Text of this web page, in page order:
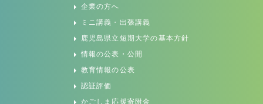
企業の方へ
ミニ講義・出張講義
鹿児島県立短期大学の基本方針
情報の公表・公開
教育情報の公表
認証評価
かごしま応援寄附金